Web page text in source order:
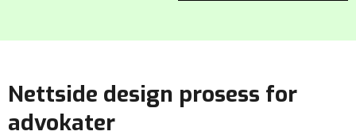
Nettside design prosess for
advokater